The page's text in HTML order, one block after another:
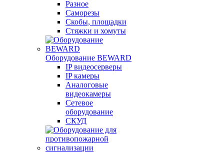
Разное
Саморезы
Скобы, площадки
Стяжки и хомуты
Оборудование BEWARD
IP видеосерверы
IP камеры
Аналоговые
видеокамеры
Сетевое
оборудование
СКУД